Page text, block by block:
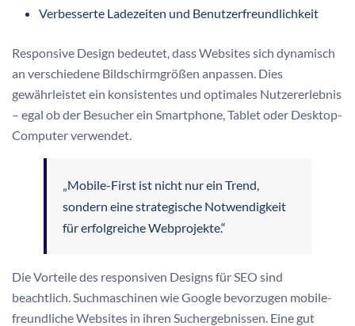
Verbesserte Ladezeiten und Benutzerfreundlichkeit
Responsive Design bedeutet, dass Websites sich dynamisch
an verschiedene Bildschirmgrößen anpassen. Dies
gewährleistet ein konsistentes und optimales Nutzererlebnis
– egal ob der Besucher ein Smartphone, Tablet oder Desktop-
Computer verwendet.
„Mobile-First ist nicht nur ein Trend,
sondern eine strategische Notwendigkeit
für erfolgreiche Webprojekte.“
Die Vorteile des responsiven Designs für SEO sind
beachtlich. Suchmaschinen wie Google bevorzugen mobile-
freundliche Websites in ihren Suchergebnissen. Eine gut